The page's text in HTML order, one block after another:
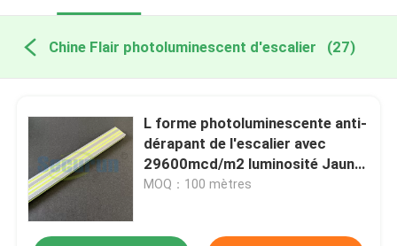
Chine Flair photoluminescent d'escalier (27)
L forme photoluminescente anti-
dérapant de l'escalier avec
29600mcd/m2 luminosité Jaune
Vert
MOQ：100 mètres